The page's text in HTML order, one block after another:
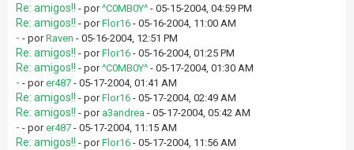
Re: amigos!! - por^C0MB0Y^ - 05-15-2004, 04:59 PM
Re: amigos!! - porFlor16 - 05-16-2004, 11:00 AM
- - porRaven - 05-16-2004, 12:51 PM
Re: amigos!! - porFlor16 - 05-16-2004, 01:25 PM
Re: amigos!! - por^C0MB0Y^ - 05-17-2004, 01:30 AM
- - porer487 - 05-17-2004, 01:41 AM
Re: amigos!! - porFlor16 - 05-17-2004, 02:49 AM
Re: amigos!! - por a3andrea - 05-17-2004, 05:42 AM
- - porer487 - 05-17-2004, 11:15 AM
Re: amigos!! - porFlor16 - 05-17-2004, 11:56 AM